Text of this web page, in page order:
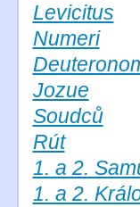
Levicitus
Numeri
Jozue
Soudců
Rút
1. a 2.
1. a 2.